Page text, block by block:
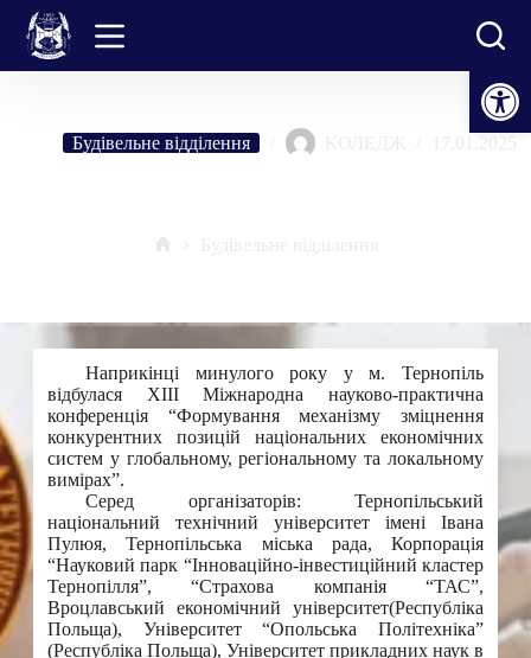
Відкрити Панель інструментів
Перейти
вмісту
Будівельне відділення КОЛЕДЖ 17.01.2025
Будівельне відділення
Наприкінці минулого року у м. Тернопіль
відбулася ХІІІ Міжнародна науково-практична
конференція “Формування механізму зміцнення
конкурентних позицій національних економічних
систем у глобальному, регіональному та локальному
вимірах”.
Серед організаторів: Тернопільський
національний технічний університет імені Івана
Пулюя, Тернопільська міська рада, Корпорація
“Науковий парк “Інноваційно-інвестиційний кластер
Тернопілля”, “Страхова компанія “ТАС”,
Вроцлавський економічний університет(Республіка
Польща), Університет “Опольська Політехніка”
(Республіка Польща), Університет прикладних наук в